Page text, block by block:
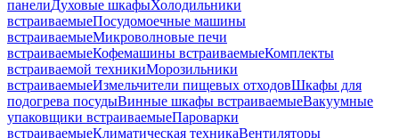
панелиДуховые шкафыХолодильники
встраиваемыеПосудомоечные машины
встраиваемыеМикроволновые печи
встраиваемыеКофемашины встраиваемыеКомплекты
встраиваемой техникиМорозильники
встраиваемыеИзмельчители пищевых отходовШкафы для
подогрева посудыВинные шкафы встраиваемыеВакуумные
упаковщики встраиваемыеПароварки
встраиваемыеКлиматическая техникаВентиляторы